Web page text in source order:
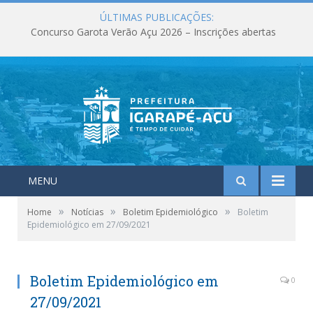
ÚLTIMAS PUBLICAÇÕES:
Concurso Garota Verão Açu 2026 – Inscrições abertas
MENU
Home » Notícias » Boletim Epidemiológico »
Boletim
Epidemiológico em 27/09/2021
Boletim Epidemiológico em
27/09/2021
0